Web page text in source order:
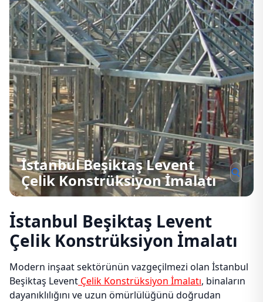
İstanbul Beşiktaş Levent
Çelik Konstrüksiyon İmalatı
İstanbul Beşiktaş Levent
Çelik Konstrüksiyon İmalatı
Modern inşaat sektörünün vazgeçilmezi olan İstanbul
Beşiktaş Levent Çelik Konstrüksiyon İmalatı, binaların
dayanıklılığını ve uzun ömürlülüğünü doğrudan